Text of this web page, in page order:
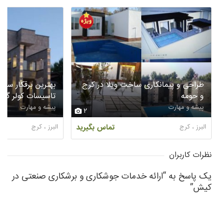
2
طراحی و پیمانکاری ساخت ویلا در کرج
و حومه
پیشه و مهارت
تماس بگیرید البرز ، کرج
بهترین برقکار
تاسیسات کولر
پیشه و مهارت
البرز ، کرج
نظرات کاربران
یک پاسخ به “ارائه خدمات جوشکاری و برشکاری صنعتی در
کیش”